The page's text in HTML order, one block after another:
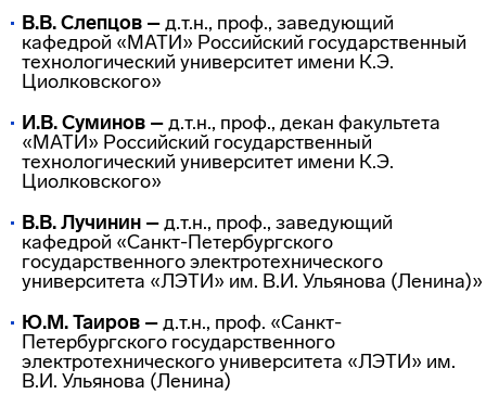
В.В.Слепцов –д.т.н., проф., заведующий
кафедрой «МАТИ» Российский государственный
технологический университет имени К.Э.
Циолковского»
И.В.Суминов –д.т.н., проф., декан факультета
«МАТИ» Российский государственный
технологический университет имени К.Э.
Циолковского»
В.В.Лучинин –д.т.н., проф., заведующий
кафедрой «Санкт-Петербургского
государственного электротехнического
университета «ЛЭТИ» им. В.И. Ульянова (Ленина)»
Ю.М.Таиров –д.т.н., проф. «Санкт-
Петербургского государственного
электротехнического университета «ЛЭТИ» им.
В.И. Ульянова (Ленина)